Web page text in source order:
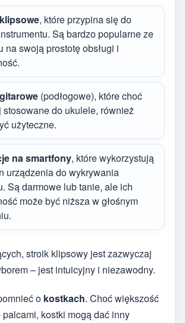
, które przypina się do
Są bardzo popularne ze
na swoją prostotę obsługi i
(podłogowe), które choć
stosowane do ukulele, również
użyteczne.
na smartfony, które wykorzystują
urządzenia do wykrywania
Są darmowe lub tanie, ale ich
może być niższa w głośnym
stroik klipsowy jest zazwyczaj
– jest intuicyjny i niezawodny.
o kostkach. Choć większość
kostki mogą dać inny